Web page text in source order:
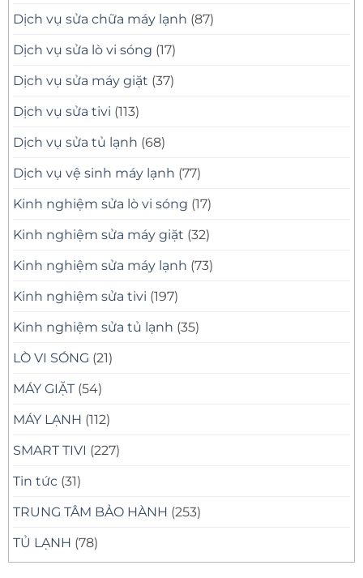
Dịch vụ sửa chữa máy lạnh (87)
Dịch vụ sửa lò vi sóng (17)
Dịch vụ sửa máy giặt (37)
Dịch vụ sửa tivi (113)
Dịch vụ sửa tủ lạnh (68)
Dịch vụ vệ sinh máy lạnh (77)
Kinh nghiệm sửa lò vi sóng (17)
Kinh nghiệm sửa máy giặt (32)
Kinh nghiệm sửa máy lạnh (73)
Kinh nghiệm sửa tivi (197)
Kinh nghiệm sửa tủ lạnh (35)
LÒ VI SÓNG (21)
MÁY GIẶT (54)
MÁY LẠNH (112)
SMART TIVI (227)
Tin tức (31)
TRUNG TÂM BẢO HÀNH (253)
TỦ LẠNH (78)